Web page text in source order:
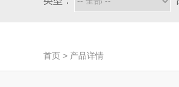
首页 > 产品详情